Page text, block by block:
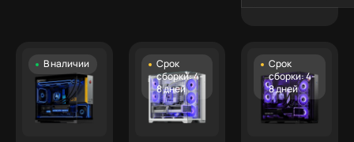
В наличии
Срок
сборки: 4-
8 дней
Срок
сборки: 4-
8 дней